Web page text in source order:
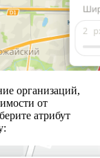
организаций,
от
атрибут